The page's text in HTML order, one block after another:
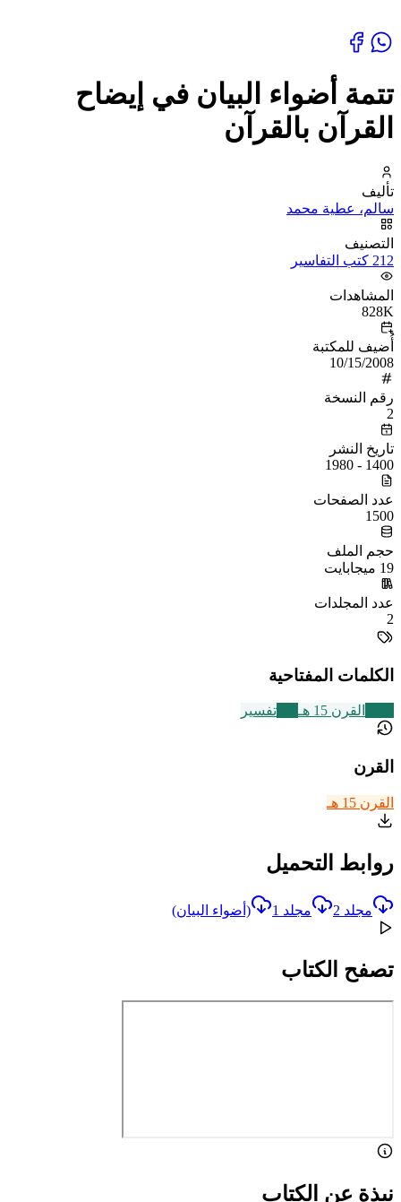
تتمة أضواء البيان في إيضاح
القرآن بالقرآن
تأليف
سالم، عطية محمد
التصنيف
212 كتب التفاسير
المشاهدات
828K
أُضيف للمكتبة
10/15/2008
رقم النسخة
2
تاريخ النشر
1400 - 1980
عدد الصفحات
1500
حجم الملف
19 ميجابايت
عدد المجلدات
2
الكلمات المفتاحية
القرن 15 هـ تفسير
القرن
القرن 15 هـ
روابط التحميل
مجلد 2 مجلد 1 (أضواء البيان)
تصفح الكتاب
نبذة عن الكتاب